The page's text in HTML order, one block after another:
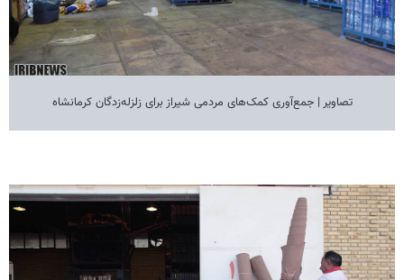
تصاویر | جمع‌آوری کمک‌های مردمی شیراز برای زلزله‌زدگان کرمانشاه